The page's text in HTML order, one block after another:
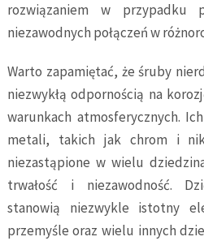
rozwiązaniem w przypadku
niezawodnych połączeń w
Warto zapamiętać, że śruby
niezwykłą odpornością na
warunkach atmosferycznych.
metali, takich jak chrom i
niezastąpione w wielu
trwałość i niezawodność.
stanowią niezwykle istotny
przemyśle oraz wielu innych